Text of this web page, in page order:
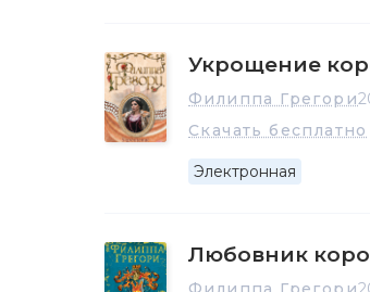
Укрощение
Филиппа Грегори
Скачать бесплатно
Электронная
Любовник